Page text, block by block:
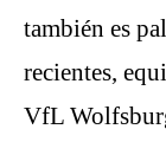
también es
recientes,
VfL